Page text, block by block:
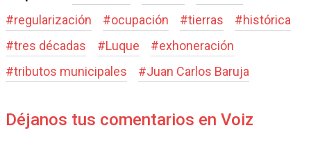
#regularización #ocupación #tierras #histórica
#tres décadas #Luque #exhoneración
#tributos municipales #Juan Carlos Baruja
Déjanos tus comentarios en Voiz